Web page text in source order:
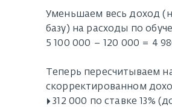
Уменьшаем весь доход
базу) на расходы по
5 100 000 – 120 000 = 4
Теперь пересчитываем
скорректированном
▸ 312 000 по ставке 13%